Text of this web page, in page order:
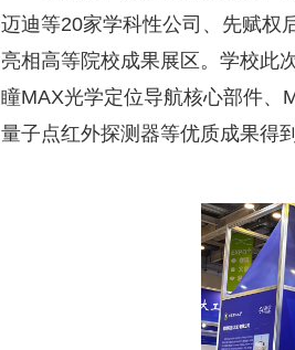
迈迪等20家学科性公司、先赋权
亮相高等院校成果展区。学校此
瞳MAX光学定位导航核心部件、
量子点红外探测器等优质成果得